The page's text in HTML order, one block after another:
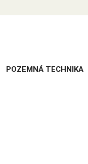
POZEMNÁ TECHNIKA